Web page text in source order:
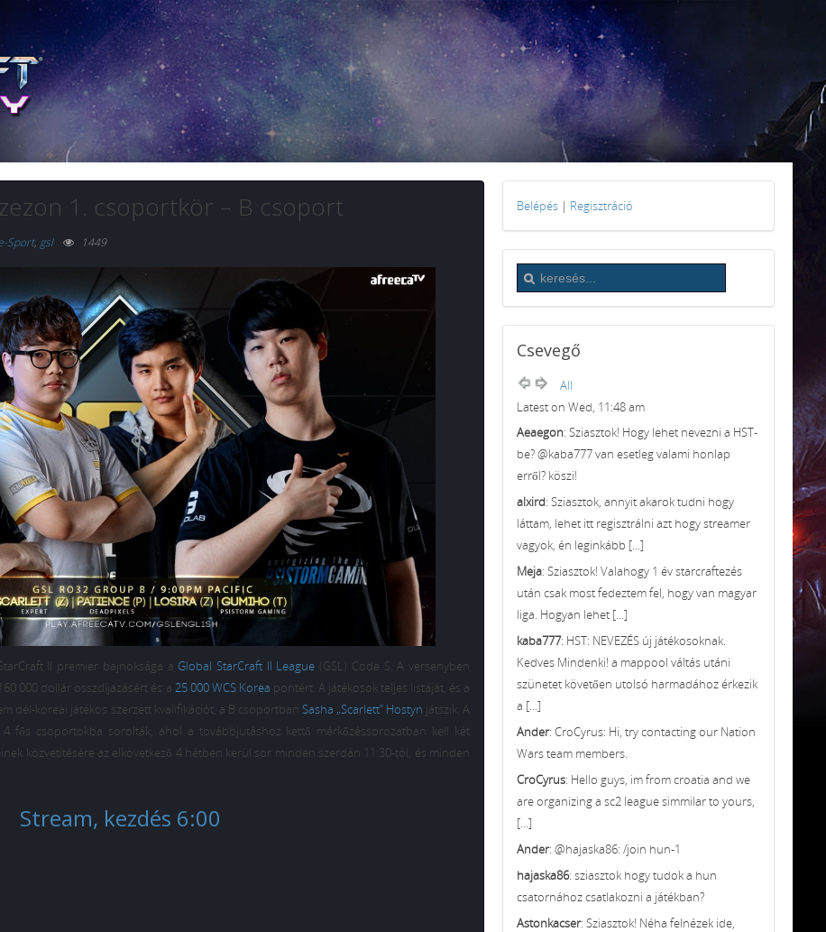
1. csoportkör – B csoport
Sport, gsl 1449
II premier bajnoksága a Global StarCraft II League (GSL) Code S. A versenyben
000 dollár összdíjazásért és a 25 000 WCS Korea pontért. A játékosok teljes listáját, és a
dél-koreai játékos szerzett kvalifikációt, a B csoportban Sasha „Scarlett” Hostyn játszik. A
4 fős csoportokba sorolták, ahol a továbbjutáshoz kettő mérkőzéssorozatban kell két
közvetítésére az elkövetkező 4 hétben kerül sor minden szerdán 11:30-tól, és minden
Stream, kezdés 6:00
Belépés | Regisztráció
Csevegő
All
Latest on Wed, 11:48 am
Aeaegon: Sziasztok! Hogy lehet nevezni a HST-
be? @kaba777 van esetleg valami honlap
erről? köszi!
alxird: Sziasztok, annyit akarok tudni hogy
láttam, lehet itt regisztrálni azt hogy streamer
vagyok, én leginkább [...]
Meja: Sziasztok! Valahogy 1 év starcraftezés
után csak most fedeztem fel, hogy van magyar
liga. Hogyan lehet [...]
kaba777: HST: NEVEZÉS új játékosoknak.
Kedves Mindenki! a mappool váltás utáni
szünetet követően utolsó harmadához érkezik
a [...]
Ander: CroCyrus: Hi, try contacting our Nation
Wars team members.
CroCyrus: Hello guys, im from croatia and we
are organizing a sc2 league simmilar to yours,
[...]
Ander: @hajaska86: /join hun-1
hajaska86: sziasztok hogy tudok a hun
csatornához csatlakozni a játékban?
Astonkacser: Sziasztok! Néha felnézek ide,